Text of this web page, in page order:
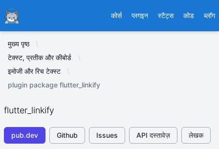
Ducafecat कोर्स प्लगइन स्टैट्स कोड ब्लॉग
मुख्य पृष्ठ
टेक्स्ट, प्रतीक और कीबोर्ड
इमोजी और रिच टेक्स्ट
plugin package flutter_linkify
flutter_linkify
pub.dev Github Issues API दस्तावेज़ लेखक